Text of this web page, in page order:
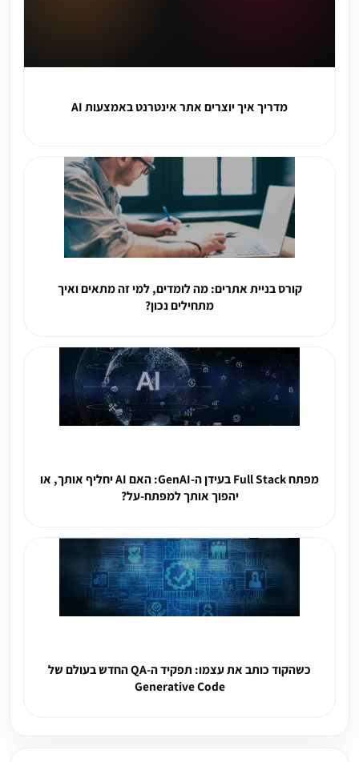
מדריך איך יוצרים אתר אינטרנט באמצעות AI
קורס בניית אתרים: מה לומדים, למי זה מתאים ואיך
מתחילים נכון?
מפתח Full Stack בעידן ה-GenAI: האם AI יחליף אותך, או
יהפוך אותך למפתח-על?
כשהקוד כותב את עצמו: תפקיד ה-QA החדש בעולם של
Generative Code